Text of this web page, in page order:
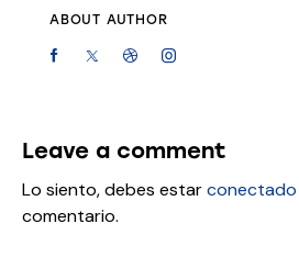
ABOUT AUTHOR
Leave a comment
Lo siento, debes estarconectado
comentario.